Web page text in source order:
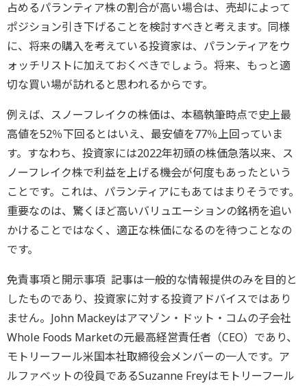
占めるパランティア株の割合が高い場合は、売却によって
ポジション引き下げることを検討すべきと考えます。同様
に、将来の購入を考えている投資家は、パランティアをウ
ォッチリストに加えておくべきでしょう。将来、もっと適
切な買い場が訪れると思われるからです。
例えば、スノーフレイクの株価は、本稿執筆時点で史上最
高値を52％下回るとはいえ、最安値を77％上回っていま
す。すなわち、投資家には2022年初頭の株価急落以来、ス
ノーフレイク株で利益を上げる機会が何度もあったという
ことです。これは、パランティアにもあてはまりそうです。
重要なのは、驚くほど高いバリュエーションの銘柄を追い
かけることではなく、適正な株価になるのを待つことなの
です。
免責事項と開示事項 記事は一般的な情報提供のみを目的と
したものであり、投資家に対する投資アドバイスではあり
ません。John Mackeyはアマゾン・ドット・コムの子会社
Whole Foods Marketの元最高経営責任者（CEO）であり、
モトリーフール米国本社取締役会メンバーの一人です。ア
ルファベットの役員であるSuzanne Freyはモトリーフール